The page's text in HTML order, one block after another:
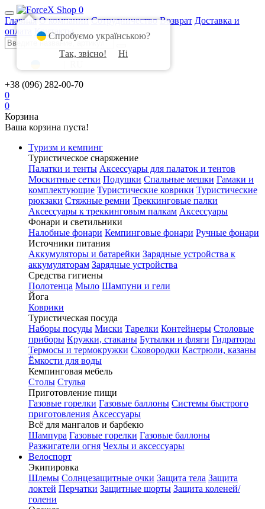
0
Главная О компании Сотрудничество Возврат Доставка и
оплата
Контакты
+38 (096) 282-00-70
0
0
Корзина
Ваша корзина пуста!
Туризм и кемпинг
Туристическое снаряжение
Палатки и тенты Аксессуары для палаток и тентов
Москитные сетки Подушки Спальные мешки Гамаки и
комплектующие Туристические коврики Туристические
рюкзаки Стяжные ремни Треккинговые палки
Аксессуары к треккинговым палкам Аксессуары
Фонари и светильники
Налобные фонари Кемпинговые фонари Ручные фонари
Источники питания
Аккумуляторы и батарейки Зарядные устройства к
аккумуляторам Зарядные устройства
Средства гигиены
Полотенца Мыло Шампуни и гели
Йога
Коврики
Туристическая посуда
Наборы посуды Миски Тарелки Контейнеры Столовые
приборы Кружки, стаканы Бутылки и фляги Гидраторы
Термосы и термокружки Сковородки Кастрюли, казаны
Ёмкости для воды
Кемпинговая мебель
Столы Стулья
Приготовление пищи
Газовые горелки Газовые баллоны Системы быстрого
приготовления Аксессуары
Всё для мангалов и барбекю
Шампура Газовые горелки Газовые баллоны
Разжигатели огня Чехлы и аксессуары
Велоспорт
Экипировка
Шлемы Солнцезащитные очки Защита тела Защита
локтей Перчатки Защитные шорты Защита коленей/
голени
Спробуємо українською?
Так, звісно!
Ні